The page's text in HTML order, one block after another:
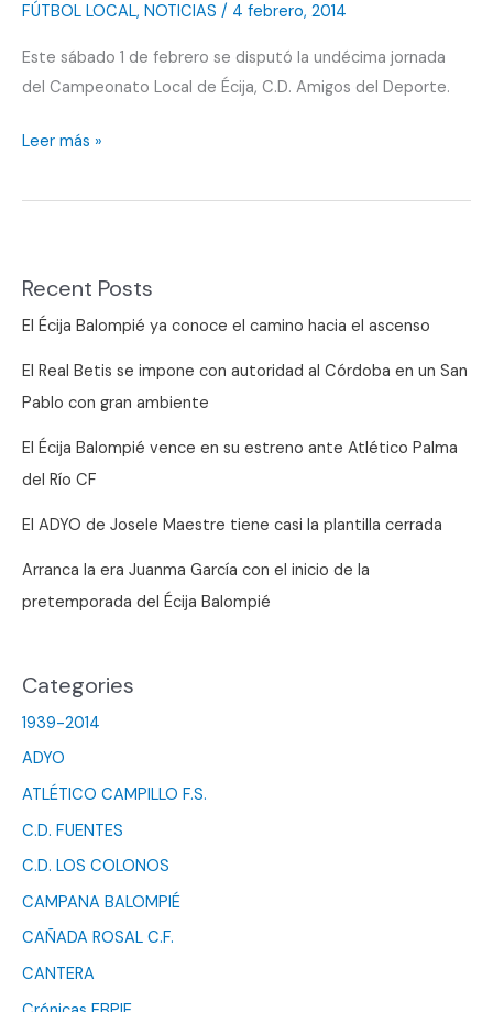
FÚTBOL LOCAL, NOTICIAS / 4 febrero, 2014
Este sábado 1 de febrero se disputó la undécima jornada
del Campeonato Local de Écija, C.D. Amigos del Deporte.
Nueva
en
Local
Leer más »
Recent Posts
El Écija Balompié ya conoce el camino hacia el ascenso
El Real Betis se impone con autoridad al Córdoba en un San
Pablo con gran ambiente
El Écija Balompié vence en su estreno ante Atlético Palma
del Río CF
El ADYO de Josele Maestre tiene casi la plantilla cerrada
Arranca la era Juanma García con el inicio de la
pretemporada del Écija Balompié
Categories
1939-2014
ADYO
ATLÉTICO CAMPILLO F.S.
C.D. FUENTES
C.D. LOS COLONOS
CAMPANA BALOMPIÉ
CAÑADA ROSAL C.F.
CANTERA